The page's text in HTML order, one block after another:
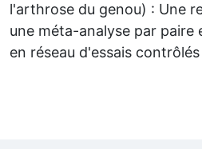
l'arthrose du genou) : Une
une méta-analyse par paire
en réseau d'essais